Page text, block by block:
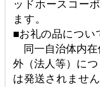
ッドホースコー
ます。
■お礼の品につい
同一自治体内在
外（法人等）に
は発送されませ